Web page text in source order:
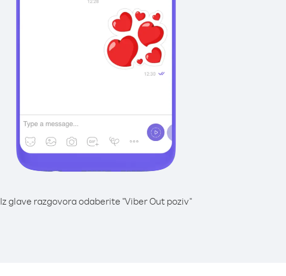
Iz glave razgovora odaberite "Viber Out poziv"